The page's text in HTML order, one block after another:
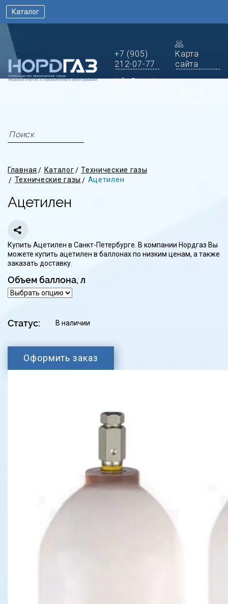
+7 (905)
212-07-77
info@nord-
Карта
сайта
Каталог
Главная Каталог
Технические газы
Технические газы
Ацетилен
Ацетилен
Купить Ацетилен в Санкт-Петербурге. В компании Нордгаз Вы
можете купить ацетилен в баллонах по низким ценам, а также
заказать доставку.
Объем баллона, л
Статус: В наличии
Оформить заказ